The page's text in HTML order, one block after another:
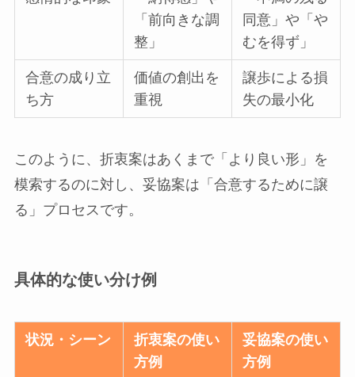
「前向きな調
整」
同意」や「や
むを得ず」
合意の成り立
ち方
価値の創出を
重視
譲歩による損
失の最小化
このように、折衷案はあくまで「より良い形」を
模索するのに対し、妥協案は「合意するために譲
る」プロセスです。
具体的な使い分け例
状況・シーン
折衷案の使い
方例
妥協案の使い
方例